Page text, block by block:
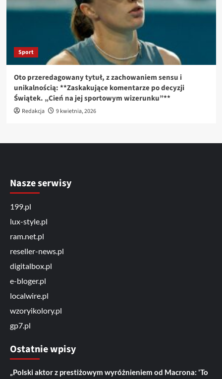
Sport
Oto przeredagowany tytuł, z zachowaniem sensu i
unikalnością: **Zaskakujące komentarze po decyzji
Świątek. „Cień na jej sportowym wizerunku”**
Redakcja 9 kwietnia, 2026
Nasze serwisy
199.pl
lux-style.pl
ram.net.pl
reseller-news.pl
digitalbox.pl
e-bloger.pl
localwire.pl
wzoryikolory.pl
gp7.pl
Ostatnie wpisy
„Polski aktor z prestiżowym wyróżnieniem od Macrona: 'To